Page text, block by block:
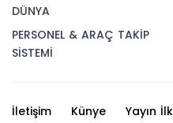
DÜNYA
PERSONEL & ARAÇ TAKİP
SİSTEMİ
İletişim Künye Yayın